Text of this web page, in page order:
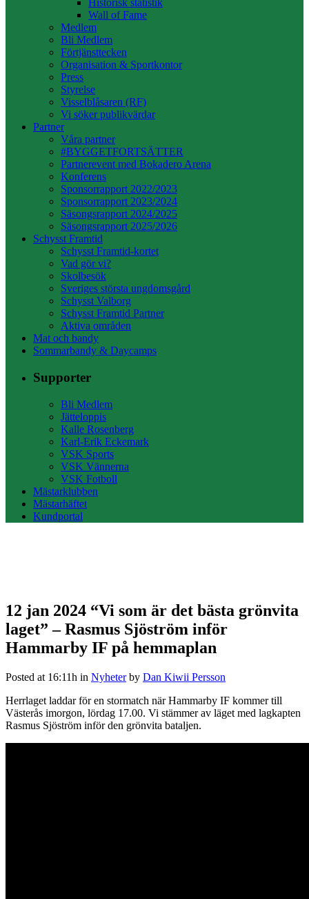
Historisk statistik
Wall of Fame
Medlem
Bli Medlem
Förtjänsttecken
Organisation & Sportkontor
Press
Styrelse
Visselblåsaren (RF)
Vi söker publikvärdar
Partner
Våra partner
#BYGGETFORTSÄTTER
Partnerevent med Bokadero Arena
Konferens
Sponsorrapport 2022/2023
Sponsorrapport 2023/2024
Säsongsrapport 2024/2025
Säsongsrapport 2025/2026
Schysst Framtid
Schysst Framtid-kortet
Vad gör vi?
Skolbesök
Sveriges största ungdomsgård
Schysst Valborg
Schysst Framtid Partner
Aktiva områden
Mat och bandy
Sommarbandy & Daycamps
Supporter
Bli Medlem
Jätteloppis
Kalle Rosenberg
Karl-Erik Eckemark
VSK Sports
VSK Vännerna
VSK Fotboll
Mästarklubben
Mästarhäftet
Kundportal
12 jan 2024 “Vi som är det bästa grönvita
laget” – Rasmus Sjöström inför
Hammarby IF på hemmaplan
Posted at 16:11h in Nyheter by Dan Kiwii Persson
Herrlaget laddar för en stormatch när Hammarby IF kommer till
Västerås imorgon, lördag 17.00. Vi stämmer av läget med lagkapten
Rasmus Sjöström inför den grönvita bataljen.